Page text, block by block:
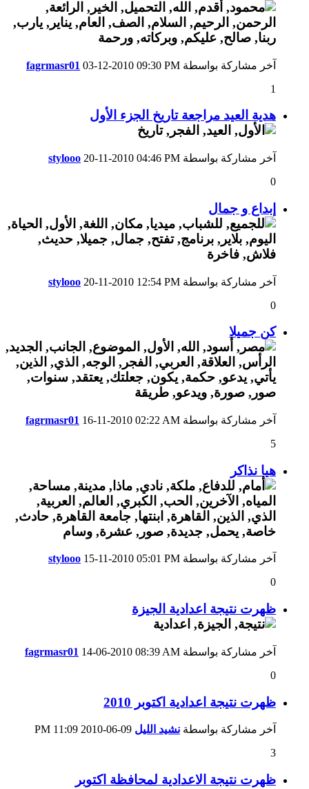
آخر مشاركة بواسطة fagrmasr01 03-12-2010 09:30 PM
1
هدية العيد مراجعة تاريخ الجزء الأول
آخر مشاركة بواسطة stylooo 20-11-2010 04:46 PM
0
إبداع و جمال
آخر مشاركة بواسطة stylooo 20-11-2010 12:54 PM
0
كن جميلا
آخر مشاركة بواسطة fagrmasr01 16-11-2010 02:22 AM
5
هيا نذاكر
آخر مشاركة بواسطة stylooo 15-11-2010 05:01 PM
0
ظهرت نتيجة اعدادية الجيزة
آخر مشاركة بواسطة fagrmasr01 14-06-2010 08:39 AM
0
ظهرت نتيجة اعدادية اكتوبر 2010
آخر مشاركة بواسطة نشيد الليل
11:09 PM
3
ظهرت نتيجة الاعدادية لمحافظة اكتوبر